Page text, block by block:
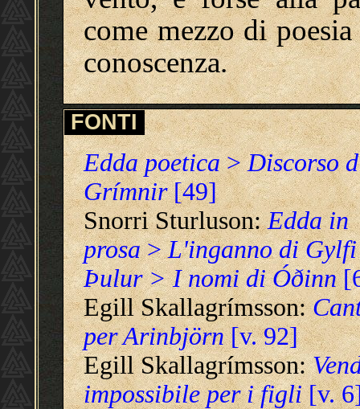
come mezzo di
conoscenza.
FONTI
Edda poetica> Discorso
Grímnir[49]
Snorri Sturluson:Edda in
prosa>L'inganno di Gylfi
Þulur > I nomi di Óðinn
Egill Skallagrímsson:
per Arinbjörn[v. 92]
Egill Skallagrímsson:
impossibile per i figli[v.